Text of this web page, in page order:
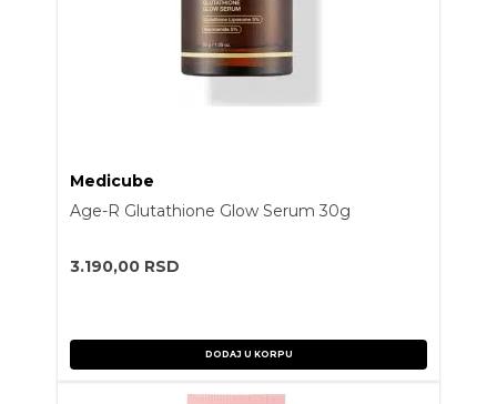
Medicube
Age-R Glutathione Glow Serum 30g
3.190,00 RSD
DODAJ U KORPU